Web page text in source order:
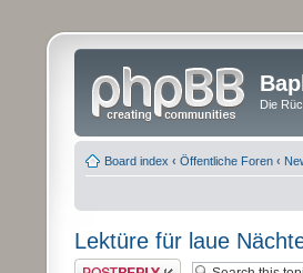
Die
Board index ‹ Öffentliche Foren ‹
Lektüre für laue
Post a reply